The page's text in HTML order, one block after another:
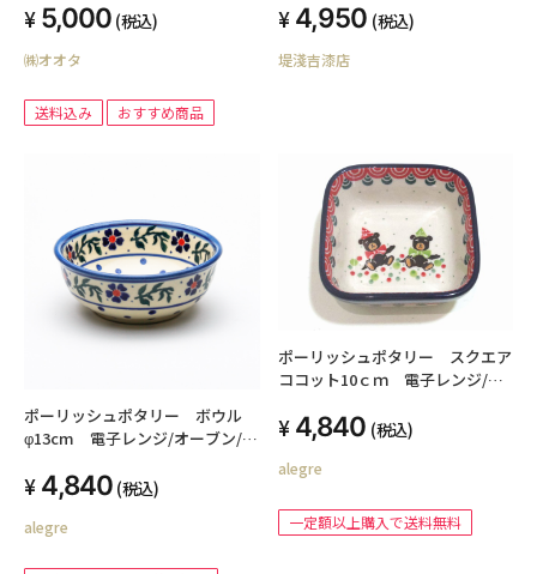
5,000 (税込)
㈱オオタ
送料込み おすすめ商品
4,950 (税込)
堤淺吉漆店
ポーリッシュポタリー ボウル
φ13cm 電子レンジ/オーブン/食
4,840 (税込)
alegre
ポーリッシュポタリー スクエア
ココット10ｃｍ 電子レンジ/オ
4,840 (税込)
alegre
一定額以上購入で送料無料